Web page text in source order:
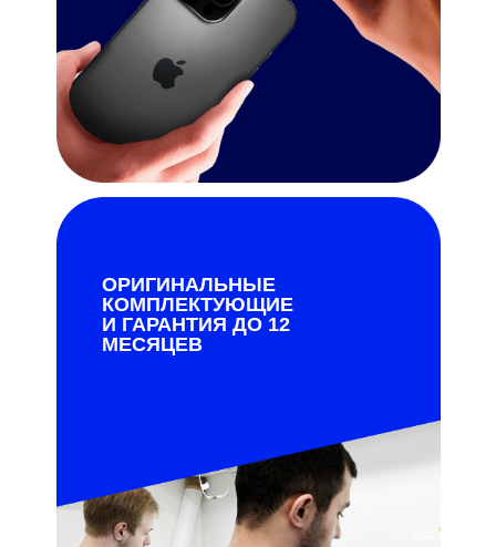
ОРИГИНАЛЬНЫЕ
КОМПЛЕКТУЮЩИЕ
И ГАРАНТИЯ ДО 12
МЕСЯЦЕВ